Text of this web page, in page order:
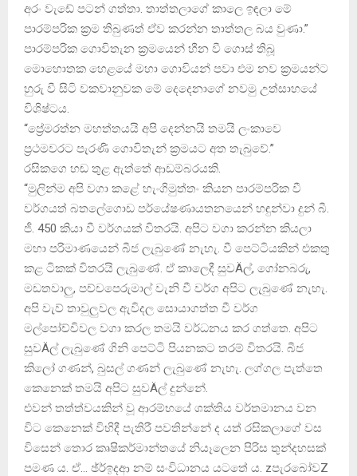
අරං වැඩේ පටන් ගත්තා. තාත්තලාගේ කාලෙ ඉඳලා මේ
පාරම්පරික ක්‍රම තිබුණත් ඒව කරන්න තාත්තල බය වුණා.”
පාරම්පරික ගොවිතැන ක්‍රමයෙන් හීන වී ගොස්‌ තිබූ
මොහොතක හෙළයේ මහා ගොවියන් පවා එම නව ක්‍රමයන්ට
හුරු වී සිටි වකවානුවක මේ දෙදෙනාගේ නවමු උත්සාහයේ
විශිෂ්ටය.
“ප්‍රේමරත්න මහත්තයයි අපි දෙන්නයි තමයි ලංකාවෙ
ප්‍රථමවරට පැරණි ගොවිතැන් ක්‍රමයට අත තැබුවේ.”
රසිකගෙ හඬ තුළ ඇත්තේ ආඩම්බරයකි.
“මුලින්ම අපි වගා කළේ හැංගිමුත්තං කියන පාරම්පරික වී
වර්ගයත් බතලේගොඩ පර්යේෂණායතනයෙන් හඳුන්වා දුන් බී.
ජී. 450 කියා වී වර්ගයක්‌ විතරයි. අපිට වගා කරන්න කියලා
මහා පරිමාණයෙන් බීජ ලැබුණේ නැහැ. වී පෙට්‌ටියකින් එකතු
කළ ටිකක්‌ විතරයි ලැබුණේ. ඒ කාලෙදී සුවÄල්, ගෝනබරු,
මඩතවාලු, පච්චපෙරුමාල් වැනි වී වර්ග අපිට ලැබුණේ නැහැ.
අපි වැව් තාවුලුවල ඇවිදල සොයාගත්ත වී වර්ග
මල්පෝච්චිවල වගා කරල තමයි වර්ධනය කර ගත්තෙ. අපිට
සුවÄල් ලැබුණේ ගිනි පෙට්‌ටි පියනකට තරම් විතරයි. බීජ
කිලෝ ගණන්, බුසල් ගණන් ලැබුණේ නැහැ. ලග්ගල පැත්තෙ
කෙනෙක්‌ තමයි අපිට සුවÄල් දුන්නේ.
එවන් තත්ත්වයකින් වූ ආරම්භයේ ශක්‌තිය වර්තමානය වන
විට කෙනෙක්‌ විහිදී පැතිරී පවතින්නේ ද යත් රසිකලාගේ වස
විසෙන් තොර කෘෂිකර්මාන්තයේ නියෑලෙන පිරිස තුන්දහසක්‌
පමණ ය. ඒ… ඡ්ර්ඉදආ නම් සංවිධානය යටතේ ය. zපැරබෝවZ